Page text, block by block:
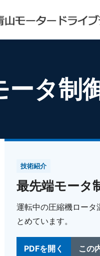
ータ制
技術紹介
最先端モータ
運転中の圧縮機ロータ
とめています。
PDFを開く この